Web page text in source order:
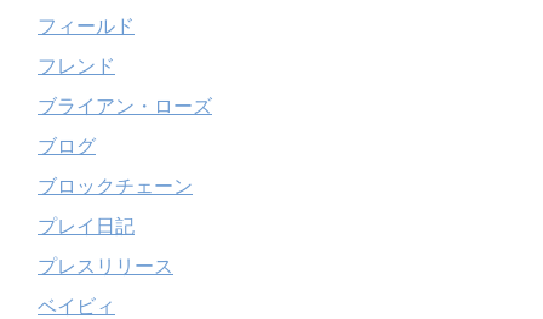
フィールド
フレンド
ブライアン・ローズ
ブログ
ブロックチェーン
プレイ日記
プレスリリース
ベイビィ